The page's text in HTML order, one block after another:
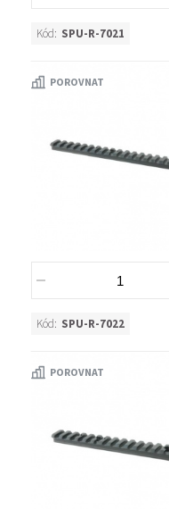
Kód: SPU-R-7021
POROVNAT
Kód: SPU-R-7022
POROVNAT